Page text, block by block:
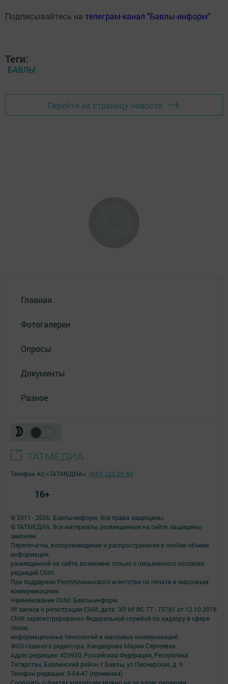
Подписывайтесь на телеграм-канал "Бавлы-информ"
Теги:
БАВЛЫ
Перейти на страницу новости
Главная
Фотогалереи
Опросы
Документы
Разное
© 2011 - 2026. Бавлы-информ. Все права защищены.
© ТАТМЕДИА. Все материалы, размещенные на сайте, защищены
законом.
Перепечатка, воспроизведение и распространение в любом объеме
информации,
размещенной на сайте, возможна только с письменного согласия
редакций СМИ.
При поддержке Республиканского агентства по печати и массовым
коммуникациям.
Наименование СМИ: Бавлы-информ
№ записи о регистрации СМИ, дата: ЭЛ № ФС 77 - 73781 от 12.10.2018
СМИ зарегистрированно Федеральной службой по надзору в сфере
связи,
информационных технологий и массовых коммуникаций
ФИО главного редактора: Кандаурова Мария Сергеевна
Адрес редакции: 423930, Российская Федерация, Республика
Татарстан, Бавлинский район, г.Бавлы, ул.Пионерская, д. 9
Телефон редакции: 5-64-47 (приемная)
Телефон АО «ТАТМЕДИА»: (843) 222 09 84
16+